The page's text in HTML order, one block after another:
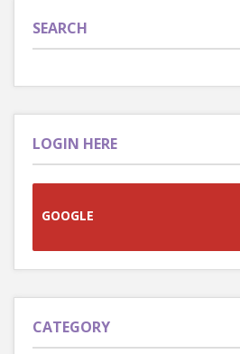
SEARCH
LOGIN HERE
GOOGLE
CATEGORY